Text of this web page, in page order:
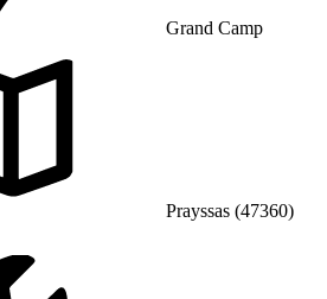
Grand Camp
Prayssas (47360)